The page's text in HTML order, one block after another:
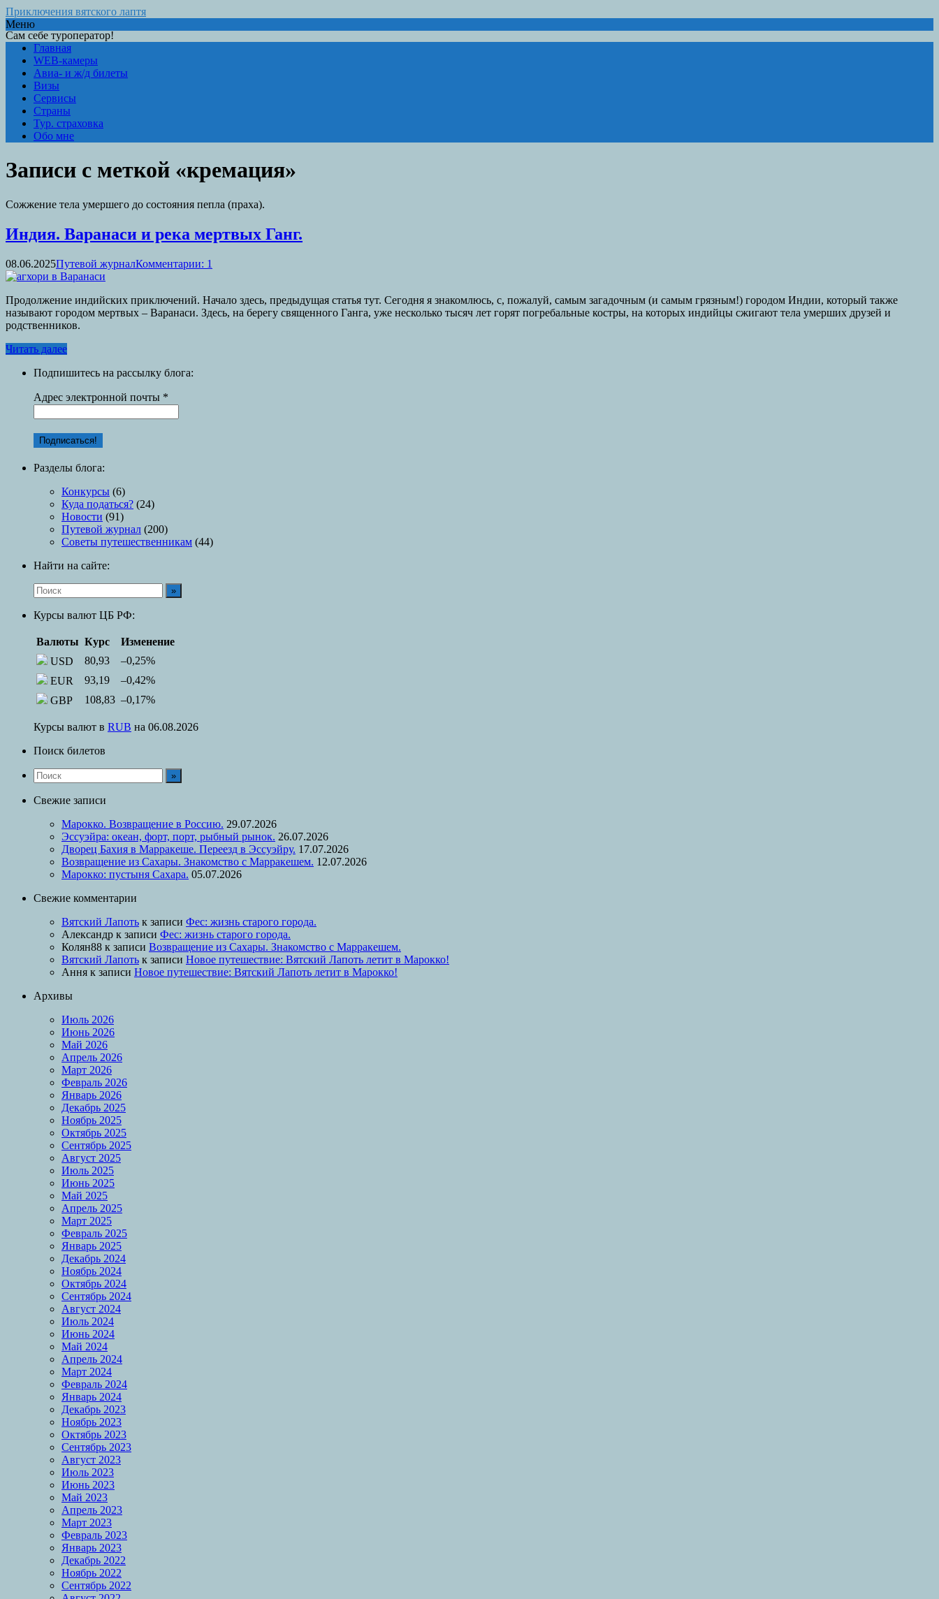
Приключения вятского лаптя
Сам себе туроператор!
Меню
Главная
WEB-камеры
Авиа- и ж/д билеты
Визы
Сервисы
Страны
Тур. страховка
Обо мне
Записи с меткой «кремация»
Сожжение тела умершего до состояния пепла (праха).
Индия. Варанаси и река мертвых Ганг.
08.06.2025Путевой журналКомментарии: 1
Продолжение индийских приключений. Начало здесь, предыдущая статья тут. Сегодня я знакомлюсь, с, пожалуй, самым загадочным (и самым грязным!) городом Индии, который также
называют городом мертвых – Варанаси. Здесь, на берегу священного Ганга, уже несколько тысяч лет горят погребальные костры, на которых индийцы сжигают тела умерших друзей и
родственников.
Читать далее
Подпишитесь на рассылку блога:
Адрес электронной почты *
Разделы блога:
Конкурсы (6)
Куда податься? (24)
Новости (91)
Путевой журнал (200)
Советы путешественникам (44)
Найти на сайте:
Курсы валют ЦБ РФ:
Валюты Курс
Изменение
USD
80,93 –0,25%
EUR
93,19 –0,42%
GBP
108,83 –0,17%
Курсы валют в RUB на 06.08.2026
Поиск билетов
Свежие записи
Марокко. Возвращение в Россию. 29.07.2026
Эссуэйра: океан, форт, порт, рыбный рынок. 26.07.2026
Дворец Бахия в Марракеше. Переезд в Эссуэйру. 17.07.2026
Возвращение из Сахары. Знакомство с Марракешем. 12.07.2026
Марокко: пустыня Сахара. 05.07.2026
Свежие комментарии
Вятский Лапоть к записи Фес: жизнь старого города.
Александр к записи Фес: жизнь старого города.
Колян88 к записи Возвращение из Сахары. Знакомство с Марракешем.
Вятский Лапоть к записи Новое путешествие: Вятский Лапоть летит в Марокко!
Ання к записи Новое путешествие: Вятский Лапоть летит в Марокко!
Архивы
Июль 2026
Июнь 2026
Май 2026
Апрель 2026
Март 2026
Февраль 2026
Январь 2026
Декабрь 2025
Ноябрь 2025
Октябрь 2025
Сентябрь 2025
Август 2025
Июль 2025
Июнь 2025
Май 2025
Апрель 2025
Март 2025
Февраль 2025
Январь 2025
Декабрь 2024
Ноябрь 2024
Октябрь 2024
Сентябрь 2024
Август 2024
Июль 2024
Июнь 2024
Май 2024
Апрель 2024
Март 2024
Февраль 2024
Январь 2024
Декабрь 2023
Ноябрь 2023
Октябрь 2023
Сентябрь 2023
Август 2023
Июль 2023
Июнь 2023
Май 2023
Апрель 2023
Март 2023
Февраль 2023
Январь 2023
Декабрь 2022
Ноябрь 2022
Сентябрь 2022